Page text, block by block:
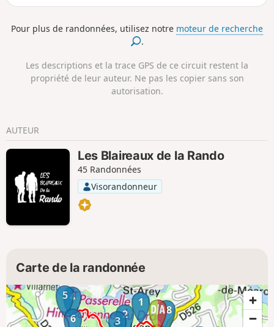
Pour plus de randonnées, utilisez notre moteur de recherche
.
Les descriptions et la trace GPS de ce circuit restent la
propriété de leur auteur. Ne pas les copier sans son
autorisation.
AUTEUR
Les Blaireaux de la Rando
45 Randonnées
Visorandonneur
Carte de la randonnée
1
2
3
4
5
6
18